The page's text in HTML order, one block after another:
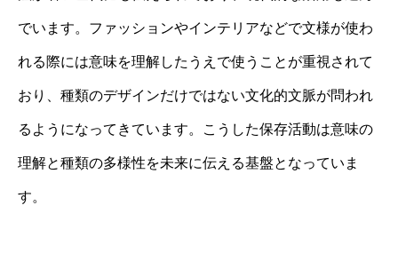
でいます。ファッションやインテリアなどで文様が使わ
れる際には意味を理解したうえで使うことが重視されて
おり、種類のデザインだけではない文化的文脈が問われ
るようになってきています。こうした保存活動は意味の
理解と種類の多様性を未来に伝える基盤となっていま
す。